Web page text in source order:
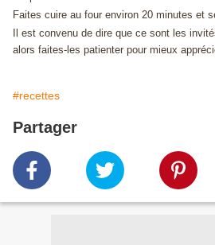
Faites cuire au four environ 20 minutes et
Il est convenu de dire que ce sont les
alors faites-les patienter pour mieux
#recettes
Partager